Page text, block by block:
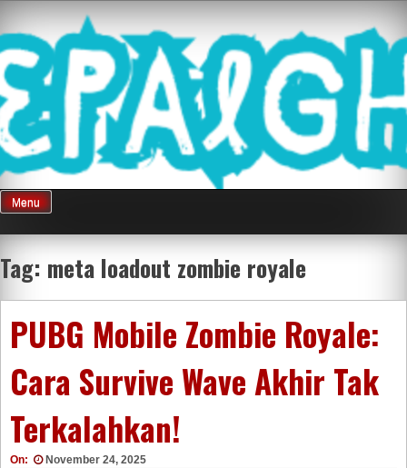
content
Mnepalghopa
Review Game
Terkini Paling
Seluruh Di
Indonesia
Menu
Tag: meta loadout zombie royale
PUBG Mobile Zombie Royale:
Cara Survive Wave Akhir Tak
Terkalahkan!
On: November 24, 2025